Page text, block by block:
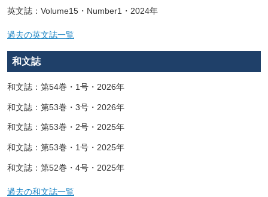
英文誌：Volume15・Number1・2024年
過去の英文誌一覧
和文誌
和文誌：第54巻・1号・2026年
和文誌：第53巻・3号・2026年
和文誌：第53巻・2号・2025年
和文誌：第53巻・1号・2025年
和文誌：第52巻・4号・2025年
過去の和文誌一覧